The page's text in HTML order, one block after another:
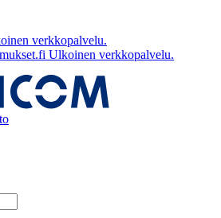
verkkopalvelu.
Ulkoinen verkkopalvelu.